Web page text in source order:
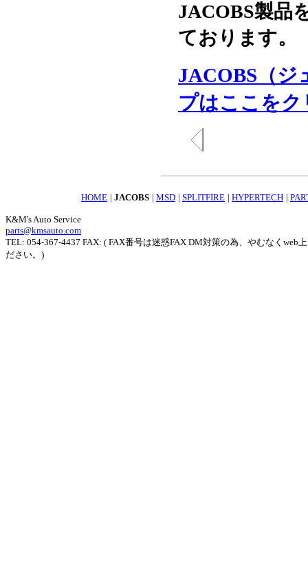
JACOBS製品
ております。
JACOBS（ジ
プはここをク
HOME | JACOBS | MSD | SPLITFIRE | HYPERTECH |
K&M's Auto Service
parts@kmsauto.com
TEL: 054-367-4437 FAX: ( FAX番号は迷惑FAX DM対策の為、やむなく
ださい。)